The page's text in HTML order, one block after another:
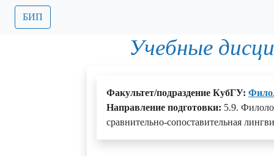
БИП
Учебные
Факультет/подраздение КубГУ:
Направление подготовки: 5.9.
сравнительно-сопоставительная